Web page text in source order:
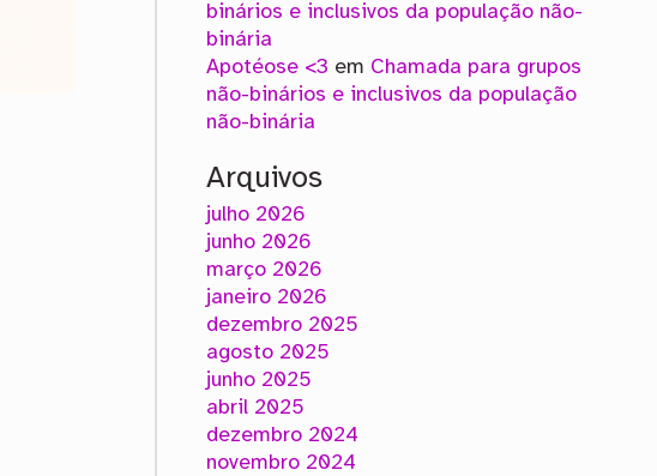
binários e inclusivos da população não-
binária
Apotéose <3 em Chamada para grupos
não-binários e inclusivos da população
não-binária
Arquivos
julho 2026
junho 2026
março 2026
janeiro 2026
dezembro 2025
agosto 2025
junho 2025
abril 2025
dezembro 2024
novembro 2024